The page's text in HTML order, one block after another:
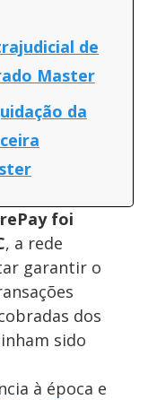
de
Master
da
foi
, a rede
garantir o
dos
sido
à época e